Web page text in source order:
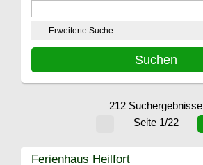
Erweiterte Suche
212 Suchergebnisse
Seite 1/22
Ferienhaus Heilfort